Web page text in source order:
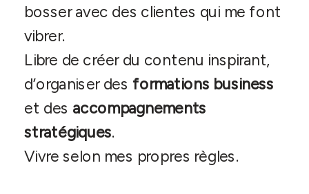
bosser avec des clientes qui me font
vibrer.
Libre de créer du contenu inspirant,
d’organiser des formations business
et des accompagnements
stratégiques.
Vivre selon mes propres règles.